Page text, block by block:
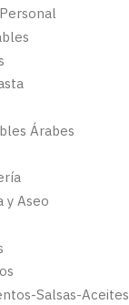
Árabes
y Aseo
Salsas-Aceites